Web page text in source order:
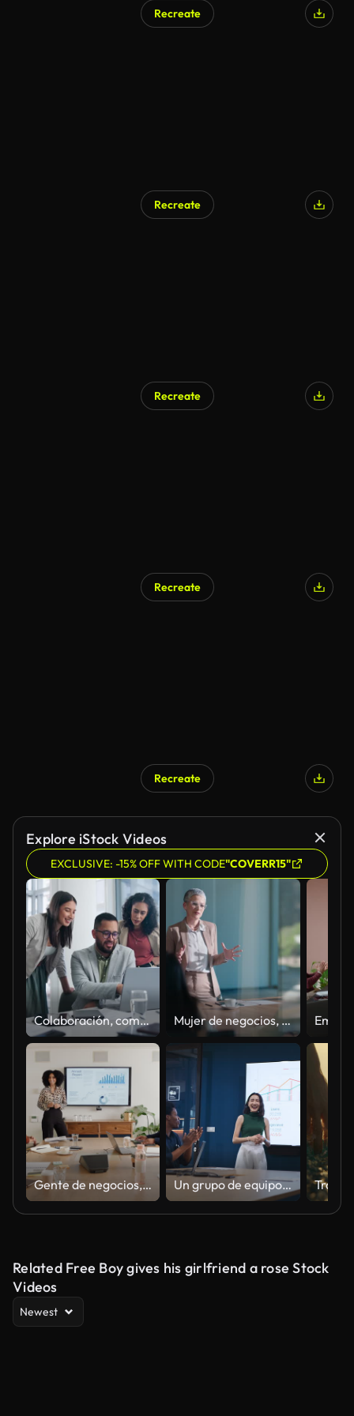
Recreate
Recreate
Recreate
Recreate
Recreate
Explore iStock Videos
EXCLUSIVE: -15% OFF WITH CODE"COVERR15"
Colaboración, computadora portátil y colegas en la oficina para datos en los negocios, reunión y sonrisa para administrar fondos de cobertura. Empresarios, hombres y mujeres hablando y discutiendo con la tecnología, en línea e internet Mujer de negocios, gerente y reunión en cristal de reflexión para actualización del personal, feedback y propuesta de empresa. Jefe profesional hablando, hablando o liderando con empleados escuchando ideas y agenda
Gente de negocios, reunión y presentación para finanzas en la oficina con retroalimentación, crecimiento financiero o objetivo de ventas. Trabajo en equipo, hombres o mujeres en seminario o conferencia para contabilidad y presupuesto con charla Un grupo de equipo de empresarios multiétnicos de la generación Z se reúne en una oficina corporativa, aplaude y celebra el éxito juntos. Diversidad en el lugar de trabajo, vida laboral, formación de equipos, concepto de estilo de vida de empresarios
Related Free Boy gives his girlfriend a rose Stock
Videos
Newest